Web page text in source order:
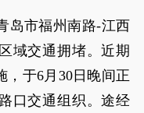
岛市福州南路-江西
域交通拥堵。近期
，于6月30日晚间正
口交通组织。途经